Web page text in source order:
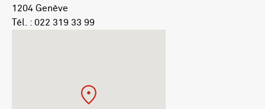
1204 Genève
Tél. : 022 319 33 99